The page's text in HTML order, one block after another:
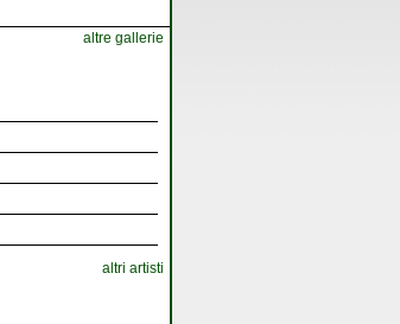
altre gallerie
altri artisti